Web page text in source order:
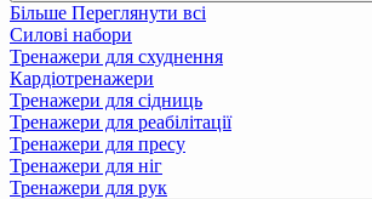
Більше Переглянути всі
Силові набори
Тренажери для схуднення
Кардіотренажери
Тренажери для сідниць
Тренажери для реабілітації
Тренажери для пресу
Тренажери для ніг
Тренажери для рук